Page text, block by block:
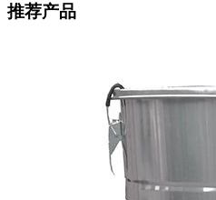
推荐产品